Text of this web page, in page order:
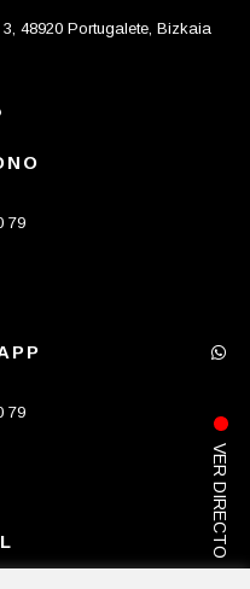
48920 Portugalete, Bizkaia
79
79
VER DIRECTO